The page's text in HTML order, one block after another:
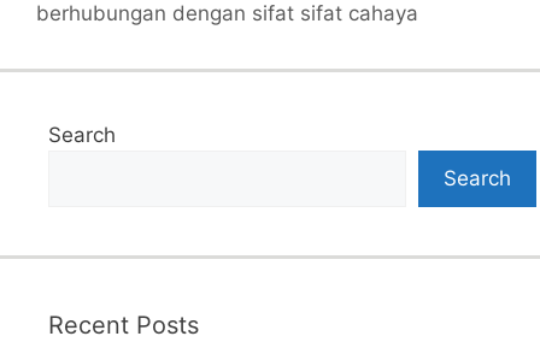
berhubungan dengan sifat sifat cahaya
Search
Search
Recent Posts